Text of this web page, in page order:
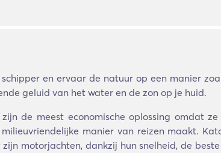
en ervaar de natuur op een manier
geluid van het water en de zon op je huid.
de meest economische oplossing omdat
manier van reizen maakt.
motorjachten, dankzij hun snelheid, de